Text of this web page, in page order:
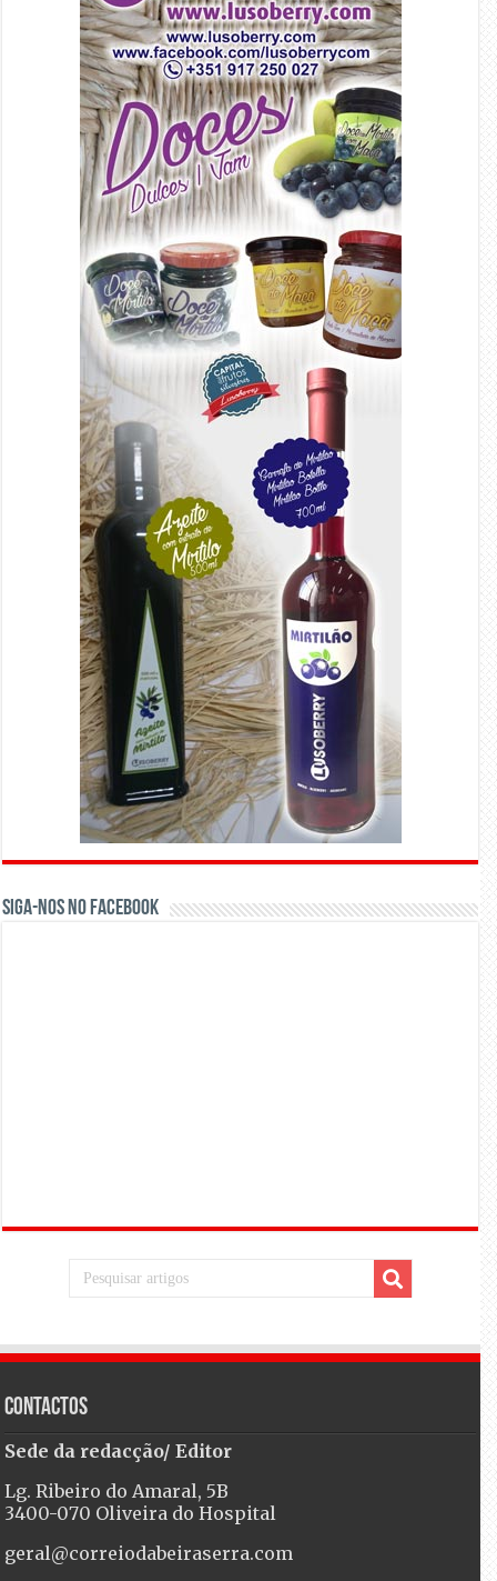
Siga-nos no Facebook
Contactos
Sede da redacção/ Editor
Lg. Ribeiro do Amaral, 5B
3400-070 Oliveira do Hospital
geral@correiodabeiraserra.com